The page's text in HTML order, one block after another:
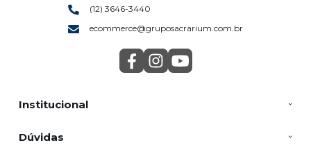
Institucional
Dúvidas
(12) 3646-3440
ecommerce@gruposacrarium.com.br